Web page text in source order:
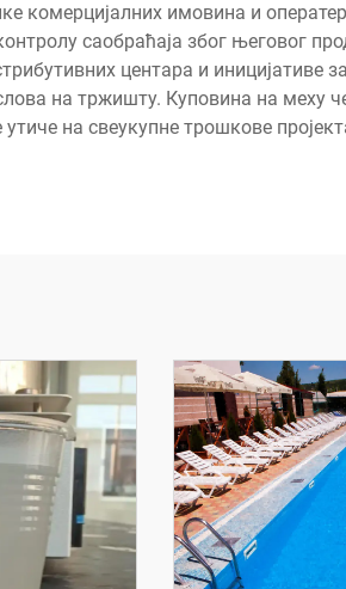
комерцијалних имовина и
саобраћаја због његовог
центара и иницијативе
на тржишту. Куповина на меху
на свеукупне трошкове